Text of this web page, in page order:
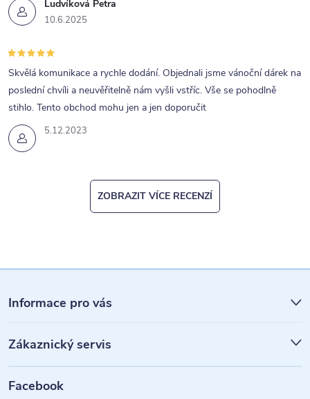
Ludvíková Petra
10.6.2025
5.12.2023
Skvělá komunikace a rychle dodání. Objednali jsme vánoční dárek na
poslední chvíli a neuvěřitelně nám vyšli vstříc. Vše se pohodlně
stihlo. Tento obchod mohu jen a jen doporučit
ZOBRAZIT VÍCE RECENZÍ
á
p
a
Informace pro vás
Zákaznický servis
Facebook